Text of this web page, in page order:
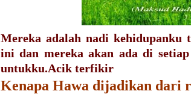
Mereka adalah nadi kehidupanku
ini dan mereka akan ada di
untukku.Acik terfikir
Kenapa Hawa dijadikan dari